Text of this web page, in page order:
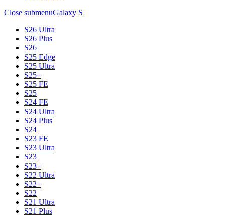
Close submenuGalaxy S
S26 Ultra
S26 Plus
S26
S25 Edge
S25 Ultra
S25+
S25 FE
S25
S24 FE
S24 Ultra
S24 Plus
S24
S23 FE
S23 Ultra
S23
S23+
S22 Ultra
S22+
S22
S21 Ultra
S21 Plus